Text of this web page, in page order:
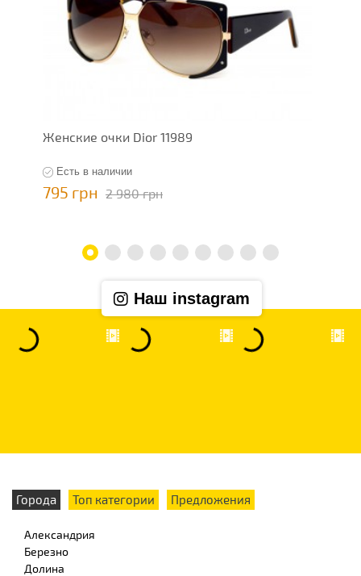
Женские очки Dior 11989
Есть в наличии
795 грн 2 980 грн
Наш instagram
Города Топ категории Предложения
Александрия
Березно
Долина